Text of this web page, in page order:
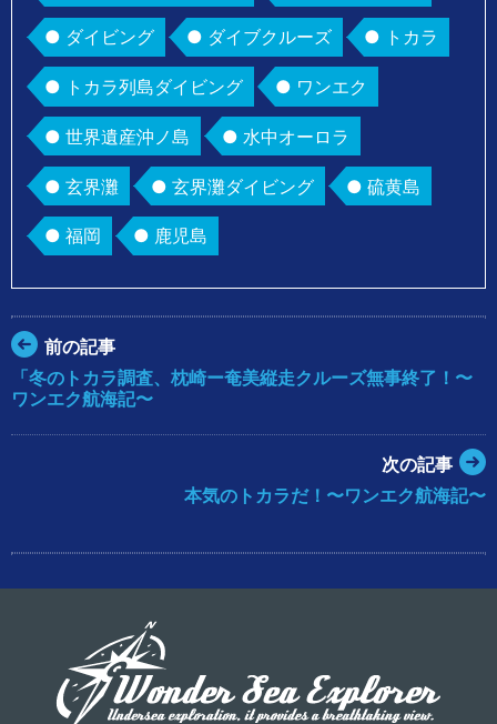
ダイビング ダイブクルーズ トカラ
トカラ列島ダイビング ワンエク
世界遺産沖ノ島 水中オーロラ
玄界灘 玄界灘ダイビング 硫黄島
福岡 鹿児島
前の記事
「冬のトカラ調査、枕崎ー奄美縦走クルーズ無事終了！〜
ワンエク航海記〜
次の記事
本気のトカラだ！〜ワンエク航海記〜